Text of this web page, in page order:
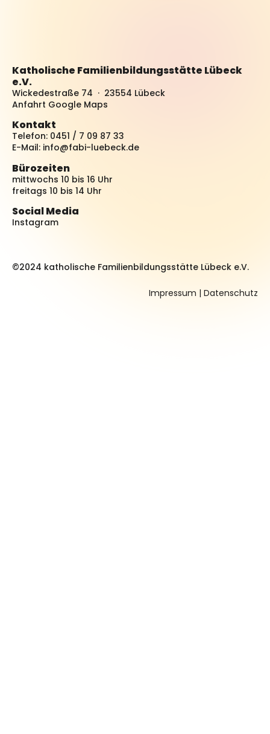
Katholische Familienbildungsstätte Lübeck
e.V.
Wickedestraße 74 · 23554 Lübeck
Anfahrt Google Maps
Kontakt
Telefon: 0451 / 7 09 87 33
E-Mail: info@fabi-luebeck.de
Bürozeiten
mittwochs 10 bis 16 Uhr
freitags 10 bis 14 Uhr
Social Media
Instagram
©2024 katholische Familienbildungsstätte Lübeck e.V.
Impressum | Datenschutz